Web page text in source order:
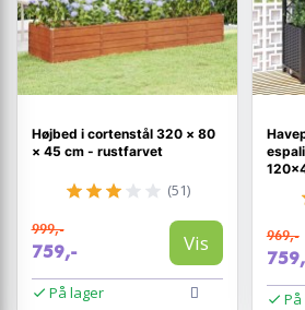
Højbed i cortenstål 320 × 80
× 45 cm - rustfarvet
(51)
999,-
759,- Vis
På lager
969,-